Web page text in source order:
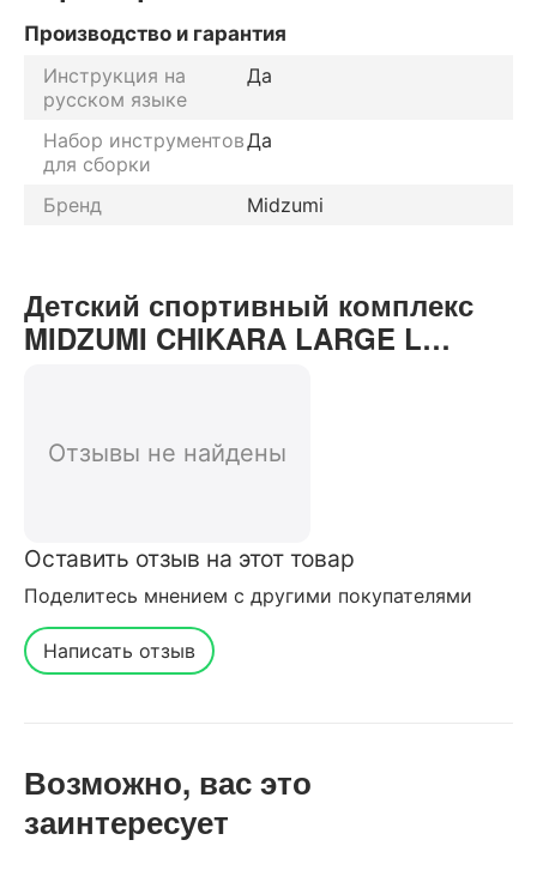
Производство и гарантия
Инструкция на
русском языке
Да
Набор инструментов
для сборки
Да
Бренд Midzumi
Детский спортивный комплекс
MIDZUMI CHIKARA LARGE L
магазина
Отзывы не найдены
Оставить отзыв на этот товар
Поделитесь мнением с другими покупателями
Написать отзыв
Возможно, вас это
заинтересует